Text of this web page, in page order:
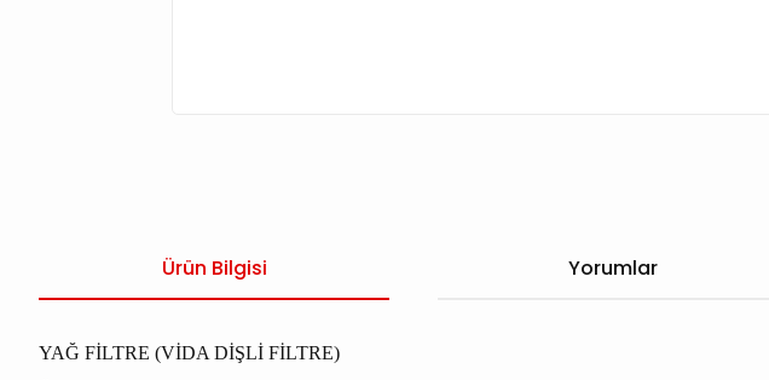
Ürün Bilgisi Yorumlar
YAĞ FİLTRE (VİDA DİŞLİ FİLTRE)